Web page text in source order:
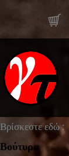
Βρίσκεστε εδώ :
Βούτυρα